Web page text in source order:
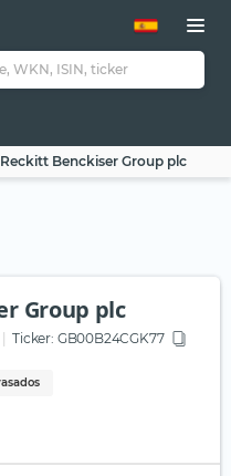
Reckitt Benckiser Group plc
Group plc
Ticker: GB00B24CGK77